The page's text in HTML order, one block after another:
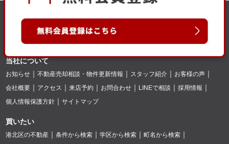
当社について
お知らせ 不動産売却相談・物件更新情報 スタッフ紹介
お客様の声
会社概要
アクセス 来店予約 お問合わせ LINEで相談
採用情報
個人情報保護方針
サイトマップ
買いたい
港北区の不動産 条件から検索 学区から検索
町名から検索